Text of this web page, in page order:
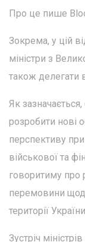
Про це пише
Зокрема, у цій
міністри з
також делегати
Як
розробити нові
перспективу
військової та
говоритиму про
перемовини
території
Зустріч